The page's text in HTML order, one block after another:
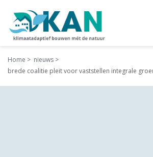
Home
nieuws
brede coalitie pleit voor vaststellen integrale